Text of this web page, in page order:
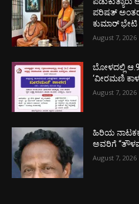
ಪರಿಷತ್
ಕುಮಾರ್ ಭೇಟಿ
August 7, 2026
ಬೋಳದಲ್ಲಿ
‘ವೀರಮಣಿ
August 7, 2026
ಹಿರಿಯ
ಅವರಿಗೆ “ತೌಳವ
August 7, 2026